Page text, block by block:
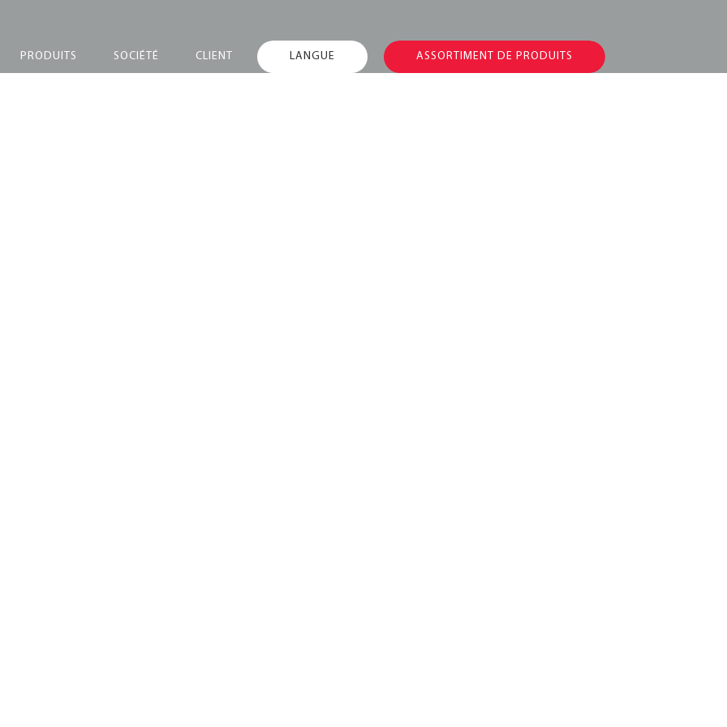
PRODUITS SOCIÉTÉ CLIENT LANGUE ASSORTIMENT DE PRODUITS